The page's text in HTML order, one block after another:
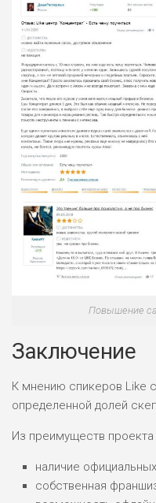
Повышение
Заключение
К мнению спикеров Like
определенной долей
Из преимуществ
наличие
собственная